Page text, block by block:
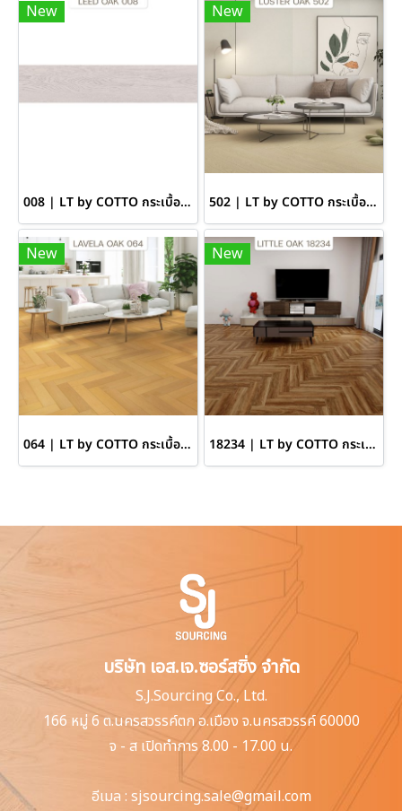
New
008 | LT by COTTO กระเบื้องยางลายก้างปลา หนา 7 มม. สี LEED OAK
New
502 | LT by COTTO กระเบื้องยางลายก้างปลา หนา 7 มม. สี LUSTER OAK
New
064 | LT by COTTO กระเบื้องยางลายก้างปลา หนา 7 มม. สี LAVELA OAK
New
18234 | LT by COTTO กระเบื้องยางลายก้างปลา หนา 4 มม. สี LITTLE OAK
บริษัท เอส.เจ.ซอร์สซิ่ง จำกัด
S.J.Sourcing Co., Ltd.
166 หมู่ 6 ต.นครสวรรค์ตกอ.เมือง จ.นครสวรรค์ 60000
จ - ส เปิดทำการ 8.00 - 17.00 น.
อีเมล : sjsourcing.sale@gmail.com